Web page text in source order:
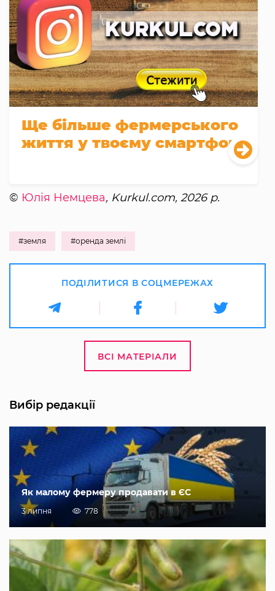
Ще більше фермерського
життя у твоєму смартфоні
© Юлія Немцева, Kurkul.com, 2026 р.
#земля #оренда землі
ПОДІЛИТИСЯ В СОЦМЕРЕЖАХ
ВСІ МАТЕРІАЛИ
Вибір редакції
Як малому фермеру продавати в ЄС
3 липня 778